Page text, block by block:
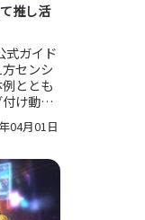
推し活
式ガイド
センシ
ととも
け動画
ポイント
も紹介し
04月01日